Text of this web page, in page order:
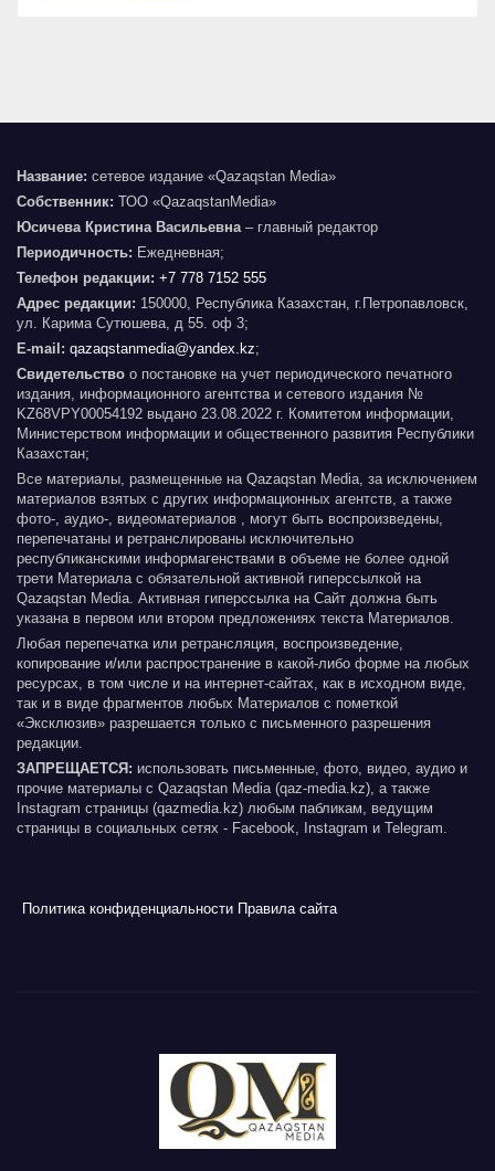
Название: сетевое издание «Qazaqstan Media»
Собственник: ТОО «QazaqstanMedia»
Юсичева Кристина Васильевна– главный редактор
Периодичность: Ежедневная;
Телефон редакции: +7 778 7152 555
Адрес редакции: 150000, Республика Казахстан, г.Петропавловск,
ул. Карима Сутюшева, д 55. оф 3;
E-mail: qazaqstanmedia@yandex.kz;
Свидетельство о постановке на учет периодического печатного
издания, информационного агентства и сетевого издания №
KZ68VPY00054192 выдано 23.08.2022 г. Комитетом информации,
Министерством информации и общественного развития Республики
Казахстан;
Все материалы, размещенные на Qazaqstan Media, за исключением
материалов взятых с других информационных агентств, а также
фото-, аудио-, видеоматериалов , могут быть воспроизведены,
перепечатаны и ретранслированы исключительно
республиканскими информагенствами в объеме не более одной
трети Материала с обязательной активной гиперссылкой на
Qazaqstan Media. Активная гиперссылка на Сайт должна быть
указана в первом или втором предложениях текста Материалов.
Любая перепечатка или ретрансляция, воспроизведение,
копирование и/или распространение в какой-либо форме на любых
ресурсах, в том числе и на интернет-сайтах, как в исходном виде,
так и в виде фрагментов любых Материалов с пометкой
«Эксклюзив» разрешается только с письменного разрешения
редакции.
ЗАПРЕЩАЕТСЯ: использовать письменные, фото, видео, аудио и
прочие материалы с Qazaqstan Media (qaz-media.kz), а также
Instagram страницы (qazmedia.kz) любым пабликам, ведущим
страницы в социальных сетях - Facebook, Instagram и Telegram.
Политика конфиденциальности Правила сайта